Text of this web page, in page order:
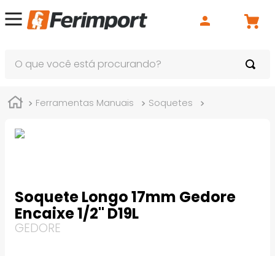
Ferramentas Manuais Soquetes
Soquete Longo 17mm Gedore
Encaixe 1/2" D19L
GEDORE